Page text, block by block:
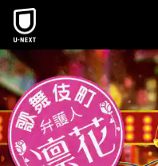
本文へスキップ